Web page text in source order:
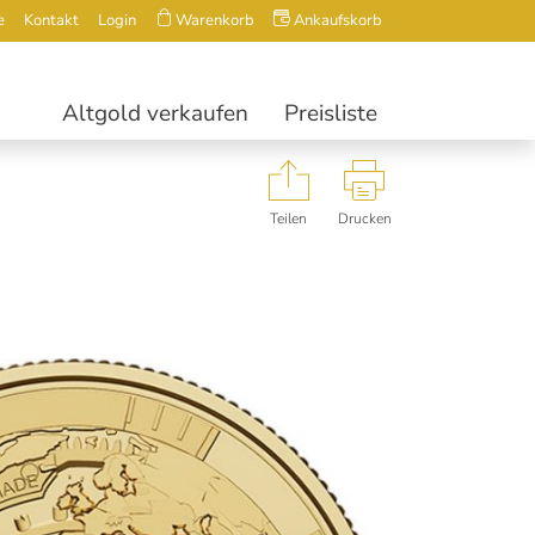
Kontakt Login Warenkorb Ankaufskorb
Altgold verkaufen Preisliste
Teilen Drucken